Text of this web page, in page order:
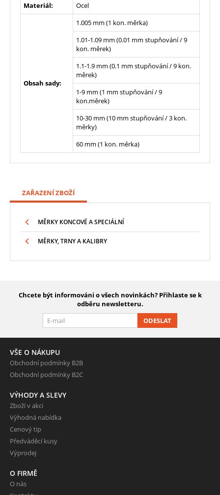
Materiál: Ocel
Obsah sady:
1.005 mm (1 kon. měrka)
1.01-1.09 mm (0.01 mm stupňování / 9
kon. měrek)
1.1-1.9 mm (0.1 mm stupňování / 9 kon.
měrek)
1-9 mm (1 mm stupňování / 9
kon.měrek)
10-30 mm (10 mm stupňování / 3 kon.
měrky)
60 mm (1 kon. měrka)
ZAŘAZENÍ ZBOŽÍ
MĚRKY KONCOVÉ A SPECIÁLNÍ
MĚRKY, TRNY A KALIBRY
Chcete být informováni o všech novinkách? Přihlaste se k
odběru newsletteru.
ODESLAT
VŠE O NÁKUPU
Obchodní podmínky B2B
Obchodní podmínky B2C
VÝHODY A SLEVY
Zboží v akci
Výhodná nabídka
Cenový tip
Předváděcí kusy
Výprodej
O FIRMĚ
O nás